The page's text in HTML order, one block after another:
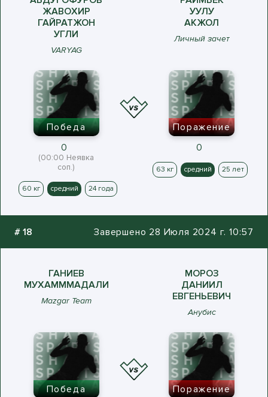
ЖАВОХИР
ГАЙРАТЖОН
УГЛИ
VARYAG
УУЛУ
АКЖОЛ
Личный зачет
Победа
0
(00:00 Неявка
соп.)
60 кг средний 24 года
Поражение
0
63 кг средний 25 лет
# 18 Завершено 28 Июля 2024 г. 10:57
ГАНИЕВ
МУХАМММАДАЛИ
Mazgar Team
МОРОЗ
ДАНИИЛ
ЕВГЕНЬЕВИЧ
Анубис
Победа
Поражение